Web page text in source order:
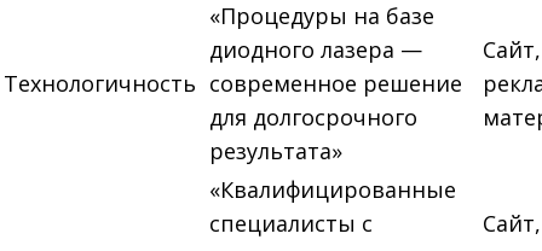
Технологичность
«Процедуры на базе
диодного лазера —
современное решение
для долгосрочного
результата»
«Квалифицированные
специалисты с
Сайт,